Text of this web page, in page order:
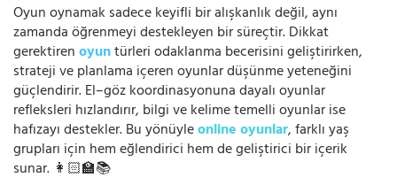
Oyun oynamak sadece keyifli bir alışkanlık değil, aynı
zamanda öğrenmeyi destekleyen bir süreçtir. Dikkat
gerektirenoyuntürleri odaklanma becerisini geliştirirken,
strateji ve planlama içeren oyunlar düşünme yeteneğini
güçlendirir. El–göz koordinasyonuna dayalı oyunlar
refleksleri hızlandırır, bilgi ve kelime temelli oyunlar ise
hafızayı destekler. Bu yönüyleonline oyunlar, farklı yaş
grupları için hem eğlendirici hem de geliştirici bir içerik
sunar. 👩🏻‍🏫📚